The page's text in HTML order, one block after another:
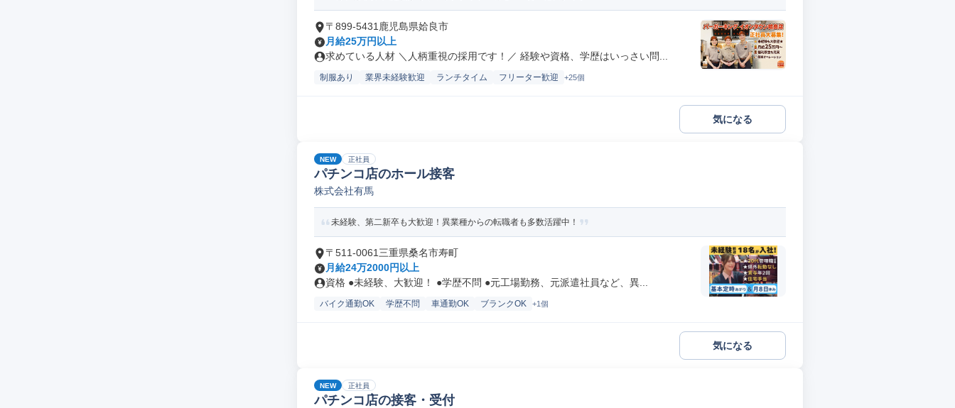
〒899-5431鹿児島県姶良市
月給25万円以上
求めている人材 ＼人柄重視の採用です！／ 経験や資格、学歴はいっさい問...
制服あり 業界未経験歓迎 ランチタイム フリーター歓迎 +25個
気になる
NEW 正社員
パチンコ店のホール接客
株式会社有馬
未経験、第二新卒も大歓迎！異業種からの転職者も多数活躍中！
〒511-0061三重県桑名市寿町
月給24万2000円以上
資格 ●未経験、大歓迎！ ●学歴不問 ●元工場勤務、元派遣社員など、異...
バイク通勤OK 学歴不問 車通勤OK ブランクOK +1個
気になる
NEW 正社員
パチンコ店の接客・受付